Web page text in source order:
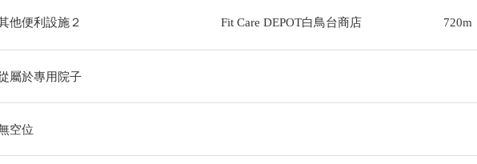
他便利設施２ Fit Care DEPOT白鳥台商店 720m
屬於專用院子
空位